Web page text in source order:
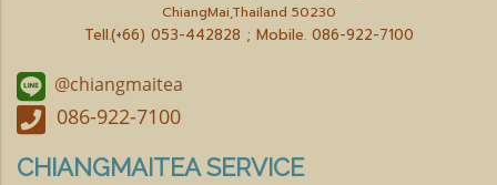
ChiangMai,Thailand 50230
Tell.(+66) 053-442828 ; Mobile. 086-922-7100
@chiangmaitea
086-922-7100
CHIANGMAITEA SERVICE